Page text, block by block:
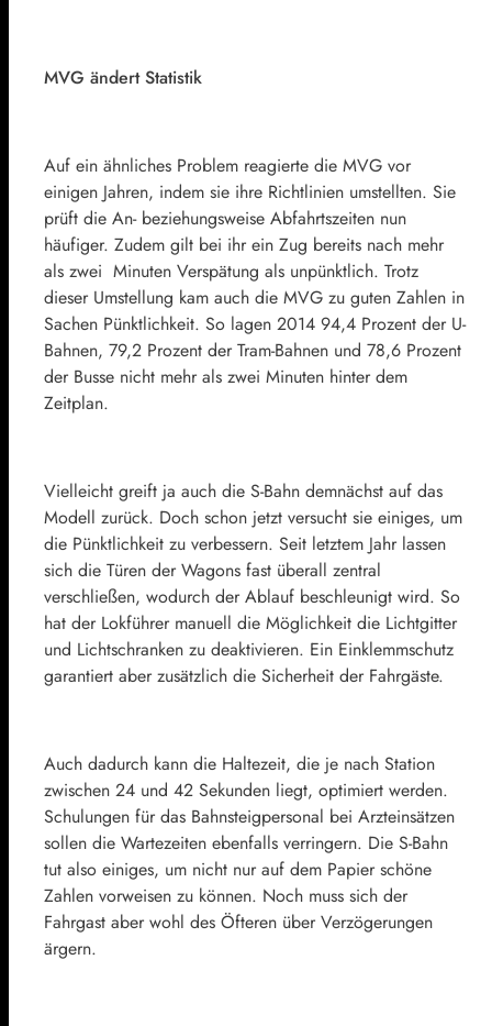
MVG ändert Statistik
Auf ein ähnliches Problem reagierte die MVG vor
einigen Jahren, indem sie ihre Richtlinien umstellten. Sie
prüft die An- beziehungsweise Abfahrtszeiten nun
häufiger. Zudem gilt bei ihr ein Zug bereits nach mehr
als zwei Minuten Verspätung als unpünktlich. Trotz
dieser Umstellung kam auch die MVG zu guten Zahlen in
Sachen Pünktlichkeit. So lagen 2014 94,4 Prozent der U-
Bahnen, 79,2 Prozent der Tram-Bahnen und 78,6 Prozent
der Busse nicht mehr als zwei Minuten hinter dem
Zeitplan.
Vielleicht greift ja auch die S-Bahn demnächst auf das
Modell zurück. Doch schon jetzt versucht sie einiges, um
die Pünktlichkeit zu verbessern. Seit letztem Jahr lassen
sich die Türen der Wagons fast überall zentral
verschließen, wodurch der Ablauf beschleunigt wird. So
hat der Lokführer manuell die Möglichkeit die Lichtgitter
und Lichtschranken zu deaktivieren. Ein Einklemmschutz
garantiert aber zusätzlich die Sicherheit der Fahrgäste.
Auch dadurch kann die Haltezeit, die je nach Station
zwischen 24 und 42 Sekunden liegt, optimiert werden.
Schulungen für das Bahnsteigpersonal bei Arzteinsätzen
sollen die Wartezeiten ebenfalls verringern. Die S-Bahn
tut also einiges, um nicht nur auf dem Papier schöne
Zahlen vorweisen zu können. Noch muss sich der
Fahrgast aber wohl des Öfteren über Verzögerungen
ärgern.